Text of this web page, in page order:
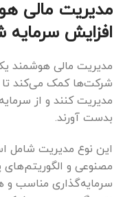
مدیریت مالی
افزایش سرمایه
مدیریت مالی هوشمند
شرکت‌ها کمک می‌کند تا
مدیریت کنند و از
بدست آورند.
این نوع مدیریت شامل
مصنوعی و
سرمایه‌گذاری مناسب و